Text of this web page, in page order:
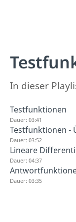
In dieser
Testfunktionen
Dauer: 03:41
Testfunktionen -
Dauer: 03:52
Lineare
Dauer: 04:37
Dauer: 03:35